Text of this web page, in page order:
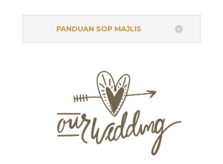
PANDUAN SOP MAJLIS